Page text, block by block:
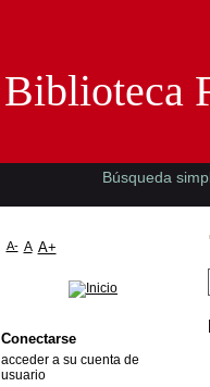
Biblioteca
Búsqueda
A- A A+
Conectarse
acceder a su cuenta de
usuario